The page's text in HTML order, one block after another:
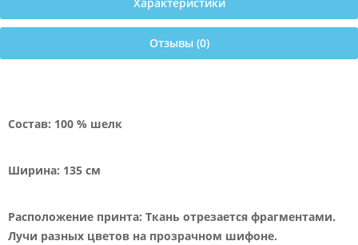
Характеристики
Отзывы (0)
Состав: 100 % шелк
Ширина: 135 см
Расположение принта: Ткань отрезается фрагментами.
Лучи разных цветов на прозрачном шифоне.